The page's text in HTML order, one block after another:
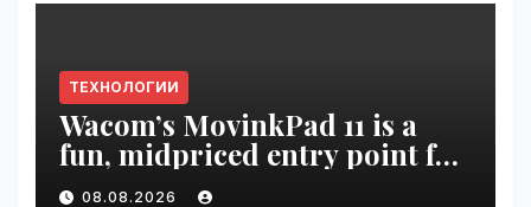
ТЕХНОЛОГИИ
Wacom’s MovinkPad 11 is a
fun, midpriced entry point for
digital artists | VseTime.ru
08.08.2026